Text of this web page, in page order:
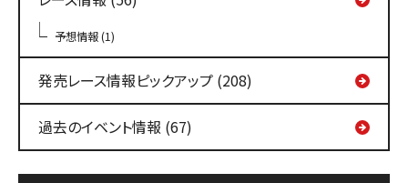
予想情報 (1)
発売レース情報ピックアップ (208)
過去のイベント情報 (67)